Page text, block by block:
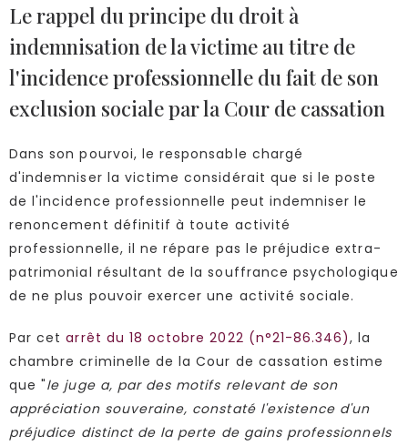
Le rappel du principe du droit à
indemnisation de la victime au titre de
l'incidence professionnelle du fait de son
exclusion sociale par la Cour de cassation
Dans son pourvoi, le responsable chargé
d'indemniser la victime considérait que si le poste
de l'incidence professionnelle peut indemniser le
renoncement définitif à toute activité
professionnelle, il ne répare pas le préjudice extra-
patrimonial résultant de la souffrance psychologique
de ne plus pouvoir exercer une activité sociale.
Par cetarrêt du 18 octobre 2022 (n°21-86.346), la
chambre criminelle de la Cour de cassation estime
que "le juge a, par des motifs relevant de son
appréciation souveraine, constaté l'existence d'un
préjudice distinct de la perte de gains professionnels